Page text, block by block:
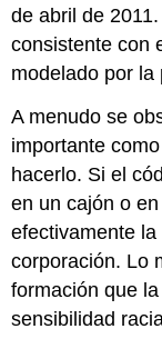
de abril de 2011.
consistente con
modelado por la
A menudo se
importante
hacerlo. Si el
en un cajón o
efectivamente
corporación. Lo
formación que
sensibilidad